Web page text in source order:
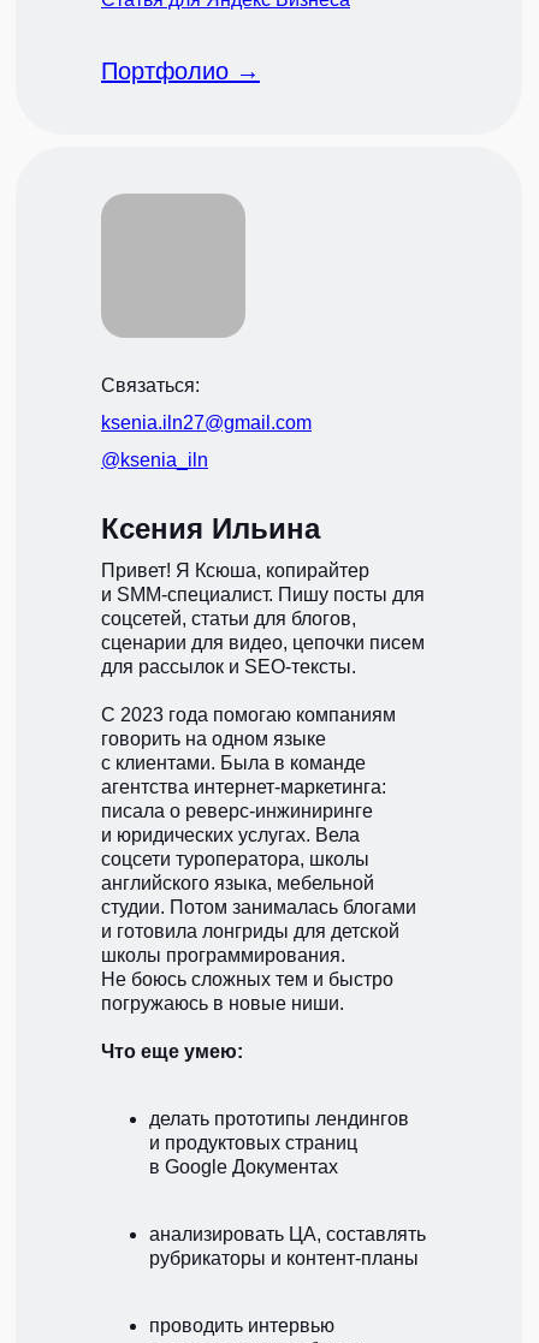
Портфолио →
Ксения Ильина
Привет! Я Ксюша, копирайтер
и SMM-специалист. Пишу посты для
соцсетей, статьи для блогов,
сценарии для видео, цепочки писем
для рассылок и SEO-тексты.
С 2023 года помогаю компаниям
говорить на одном языке
с клиентами. Была в команде
агентства интернет-маркетинга:
писала о реверс-инжиниринге
и юридических услугах. Вела
соцсети туроператора, школы
английского языка, мебельной
студии. Потом занималась блогами
и готовила лонгриды для детской
школы программирования.
Не боюсь сложных тем и быстро
погружаюсь в новые ниши.
Что еще умею:
делать прототипы лендингов
и продуктовых страниц
в Google Документах
анализировать ЦА, составлять
рубрикаторы и контент-планы
проводить интервью
Связаться:
@ksenia_iln
ksenia.iln27@gmail.com